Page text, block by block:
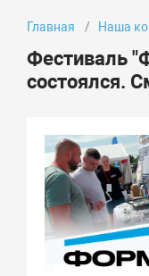
Главная Наша
Фестиваль
состоялся.